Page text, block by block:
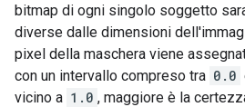
bitmap di ogni singolo soggetto
diverse dalle dimensioni
pixel della maschera viene
con un intervallo compreso tra 0.0
vicino a 1.0 , maggiore è la